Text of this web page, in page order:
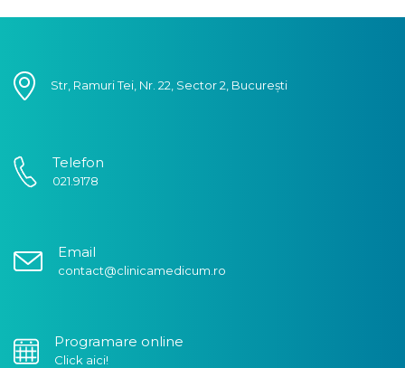
Str, Ramuri Tei, Nr. 22, Sector 2, București
Telefon
021.9178
Email
contact@clinicamedicum.ro
Programare online
Click aici!